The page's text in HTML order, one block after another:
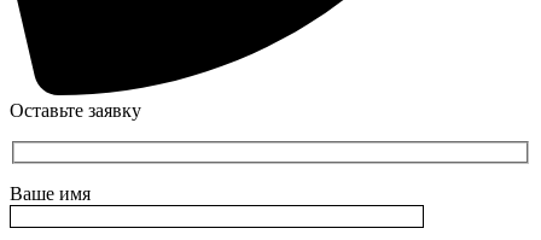
Оставьте заявку
Ваше имя